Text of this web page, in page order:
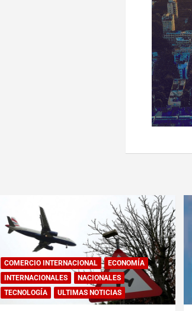
COMERCIO INTERNACIONAL
ECONOMÍA
INTERNACIONALES
NACIONALES
TECNOLOGÍA
ULTIMAS NOTICIAS